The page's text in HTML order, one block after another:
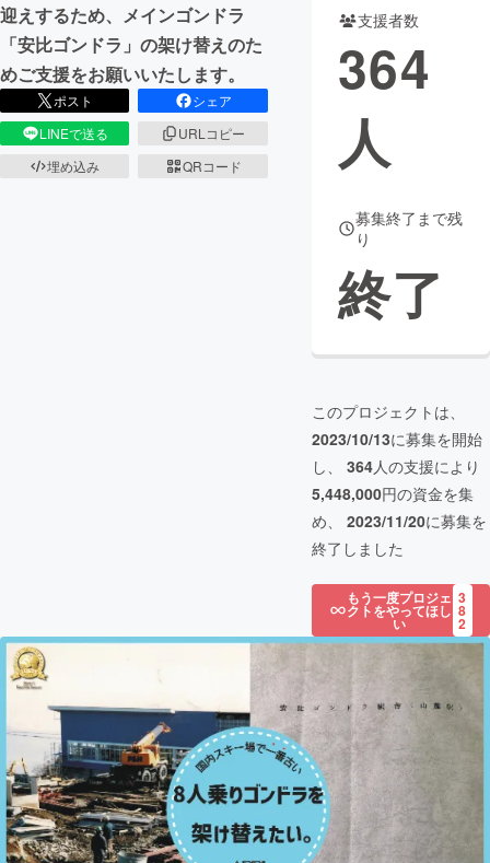
迎えするため、メインゴンドラ
「安比ゴンドラ」の架け替えのた
めご支援をお願いいたします。
ポスト
シェア
LINEで送る
URLコピー
埋め込み
QRコード
支援者数
364
人
募集終了まで残
り
終了
このプロジェクトは、
2023/10/13に募集を開始
し、 364人の支援により
5,448,000円の資金を集
め、 2023/11/20に募集を
終了しました
もう一度プロジェ
クトをやってほし
い
3
8
2